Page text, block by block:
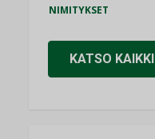
NIMITYKSET
KATSO KAIKKI